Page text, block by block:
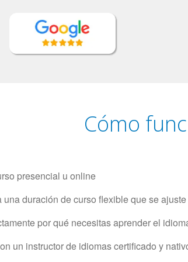
Cómo
presencial u online
una duración de curso flexible que se
por qué necesitas aprender el
un instructor de idiomas certificado y